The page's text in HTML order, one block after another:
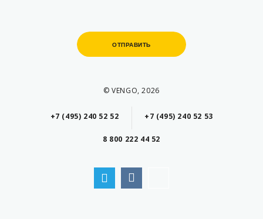
ОТПРАВИТЬ
ОТПРАВИТЬ
© VENGO, 2026
+7 (495) 240 52 52 +7 (495) 240 52 53
8 800 222 44 52